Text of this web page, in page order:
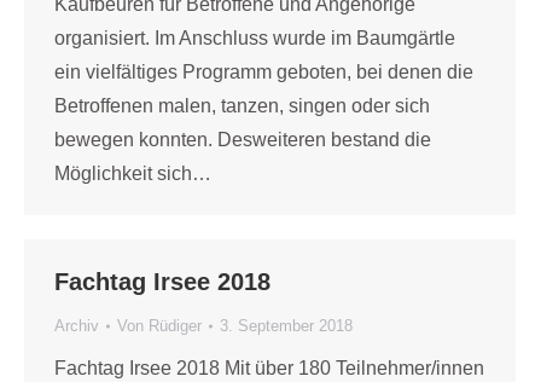
Kaufbeuren für Betroffene und Angehörige
organisiert. Im Anschluss wurde im Baumgärtle
ein vielfältiges Programm geboten, bei denen die
Betroffenen malen, tanzen, singen oder sich
bewegen konnten. Desweiteren bestand die
Möglichkeit sich…
Fachtag Irsee 2018
Archiv Von Rüdiger 3. September 2018
Fachtag Irsee 2018 Mit über 180 Teilnehmer/innen